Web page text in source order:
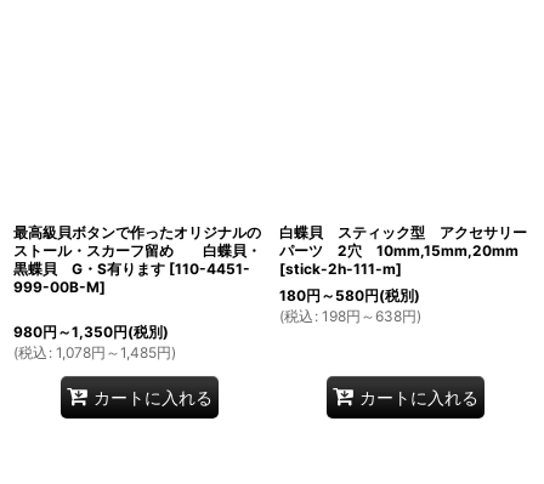
最高級貝ボタンで作ったオリジナルの
ストール・スカーフ留め 白蝶貝・
黒蝶貝 G・S有ります [110-4451-
999-00B-M]
980円 ～1,350円(税別)
(税込 : 1,078円 ～1,485円)
カートに入れる
白蝶貝 スティック型 アクセサリー
パーツ 2穴 10mm,15mm,20mm
[stick-2h-111-m]
180円 ～580円(税別)
(税込 : 198円 ～638円)
カートに入れる